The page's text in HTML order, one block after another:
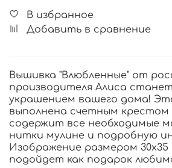
В избранное
Добавить в сравнение
Вышивка "Влюбленные" от
производителя Алиса
украшением вашего дома!
выполнена счетным крестом
содержит все необходимые
нитки мулине и подробную
Изображение размером 30х35
подойдет как подарок